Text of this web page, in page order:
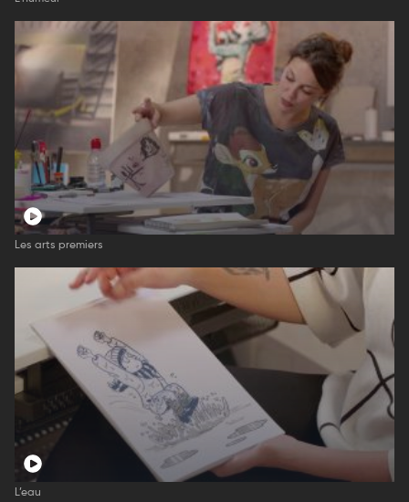
Les arts premiers
L’eau